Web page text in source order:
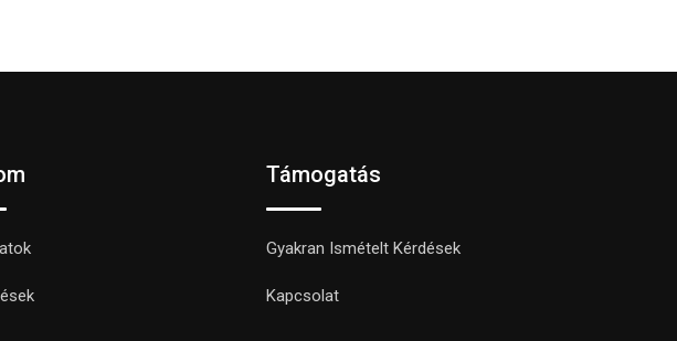
Támogatás
Gyakran Ismételt Kérdések
Kapcsolat